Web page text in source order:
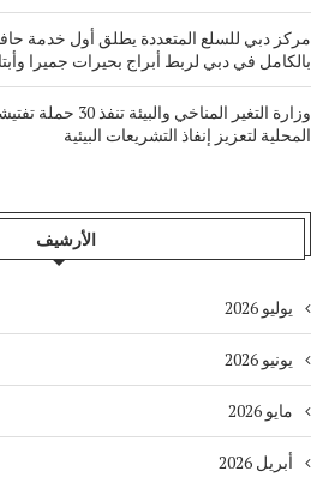
مركز دبي للسلع المتعددة يطلق أول خدمة
بالكامل في دبي لربط أبراج بحيرات جميرا
وزارة التغير
المحلية لتعزيز إنفاذ التشريعات البيئية
الأرشيف
يوليو 2026
يونيو 2026
مايو 2026
أبريل 2026